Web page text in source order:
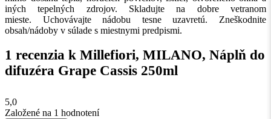
iných tepelných zdrojov. Skladujte na dobre vetranom
mieste. Uchovávajte nádobu tesne uzavretú. Zneškodnite
obsah/nádoby v súlade s miestnymi predpismi.
1 recenzia k Millefiori, MILANO, Náplň do
difuzéra Grape Cassis 250ml
5,0
Založené na 1 hodnotení